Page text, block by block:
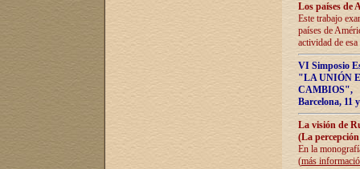
Los países de
Este trabajo
países de
actividad de
VI Simposio
"LA UNIÓN
CAMBIOS",
Barcelona, 11
La visión de
(La
En la
(más